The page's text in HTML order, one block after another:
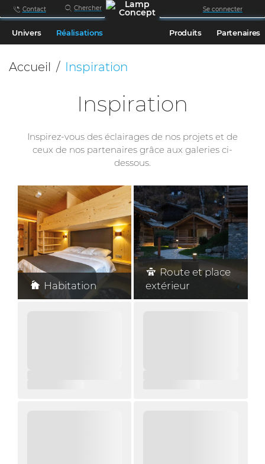
Contact Chercher Se connecter
Univers Réalisations Produits Partenaires
Accueil Inspiration
Inspiration
Inspirez-vous des éclairages de nos projets et de
ceux de nos partenaires grâce aux galeries ci-
dessous.
Habitation
Route et place
extérieur